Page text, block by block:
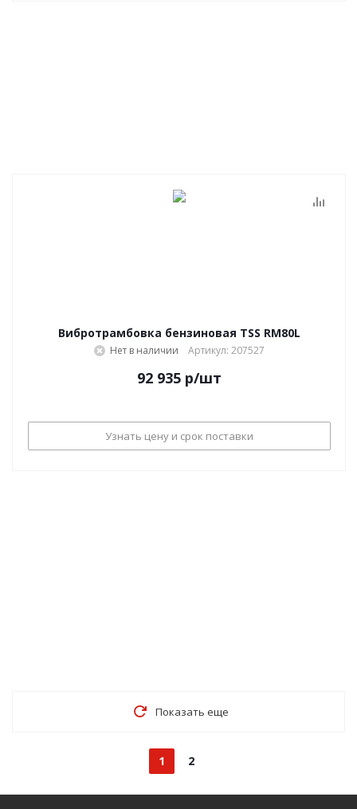
Вибротрамбовка бензиновая TSS RM80L
Нет в наличии Артикул: 207527
92 935 р/шт
Узнать цену и срок поставки
Показать еще
1 2